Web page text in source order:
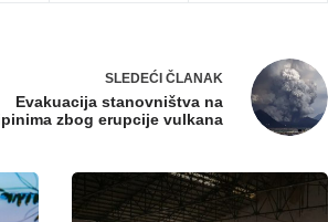
SLEDEĆI ČLANAK
Evakuacija stanovništva na
zbog erupcije vulkana